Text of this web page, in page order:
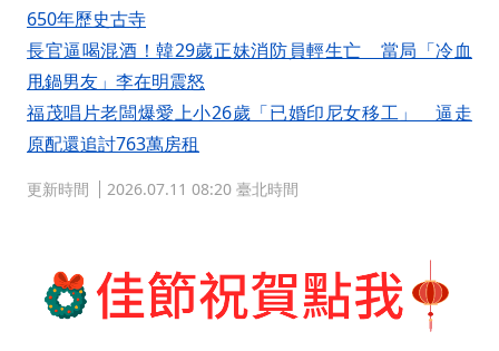
650年歷史古寺
長官逼喝混酒！韓29歲正妹消防員輕生亡 當局「冷血
甩鍋男友」李在明震怒
福茂唱片老闆爆愛上小26歲「已婚印尼女移工」 逼走
原配還追討763萬房租
更新時間 2026.07.11 08:20 臺北時間